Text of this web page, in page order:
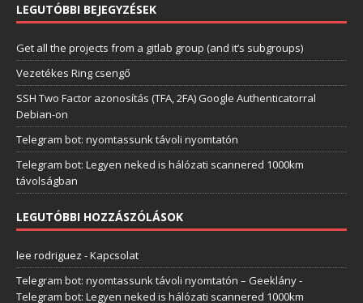
LEGUTÓBBI BEJEGYZÉSEK
Get all the projects from a gitlab group (and it’s subgroups)
Vezetékes Ring csengő
SSH Two Factor azonosítás (TFA, 2FA) Google Authenticatorral
Debian-on
Telegram bot: nyomtassunk távoli nyomtatón
Telegram bot: Legyen neked is hálózati scannered 1000km
távolságban
LEGUTÓBBI HOZZÁSZÓLÁSOK
lee rodriguez -Kapcsolat
Telegram bot: nyomtassunk távoli nyomtatón – Geeklány-
Telegram bot: Legyen neked is hálózati scannered 1000km